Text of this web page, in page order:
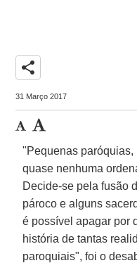
share
31 Março 2017
"Pequenas
quase nenhuma
Decide-se pela fusão
pároco e alguns
é possível apagar por
história de tantas
paroquiais", foi o